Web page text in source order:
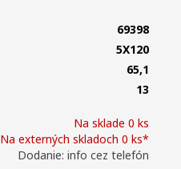
Na sklade 0 ks
Na externých skladoch 0 ks*
Dodanie: info cez telefón
69398
5X120
65,1
13